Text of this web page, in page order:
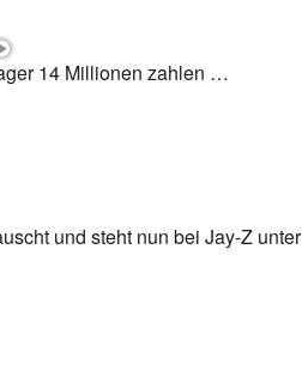
14 Millionen zahlen …
und steht nun bei Jay-Z unter